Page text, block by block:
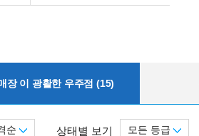
장 이 광활한 우주점 (15)
상태별 보기 모든 등급
순